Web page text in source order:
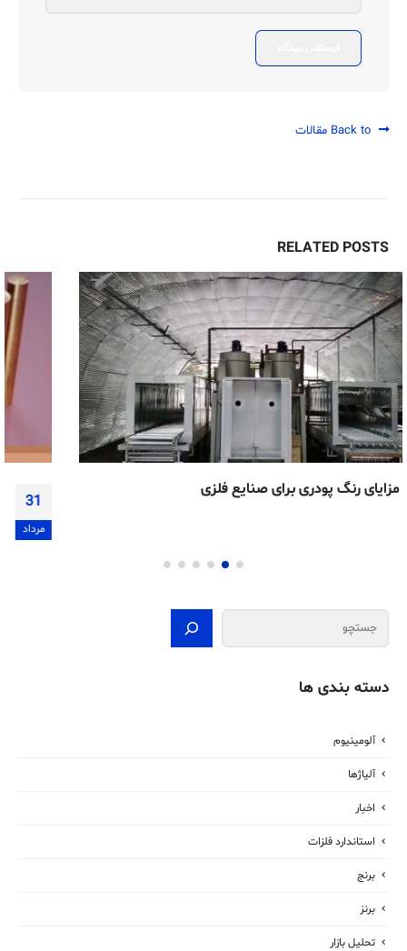
RELATED POSTS
31
برنز چیست و انواع آن کدام اند
جستجو
دسته بندی ها
آلومینیوم
آلیاژها
اخبار
استاندارد فلزات
برنج
برنز
تحلیل بازار